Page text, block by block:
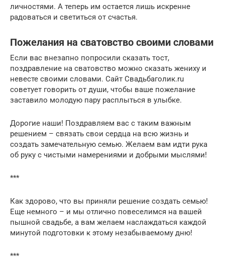
личностями. А теперь им остается лишь искренне
радоваться и светиться от счастья.
Пожелания на сватовство своими словами
Если вас внезапно попросили сказать тост,
поздравление на сватовство можно сказать жениху и
невесте своими словами. Сайт Свадьбаголик.ru
советует говорить от души, чтобы ваше пожелание
заставило молодую пару расплыться в улыбке.
Дорогие наши! Поздравляем вас с таким важным
решением – связать свои сердца на всю жизнь и
создать замечательную семью. Желаем вам идти рука
об руку с чистыми намерениями и добрыми мыслями!
***
Как здорово, что вы приняли решение создать семью!
Еще немного – и мы отлично повеселимся на вашей
пышной свадьбе, а вам желаем наслаждаться каждой
минутой подготовки к этому незабываемому дню!
***